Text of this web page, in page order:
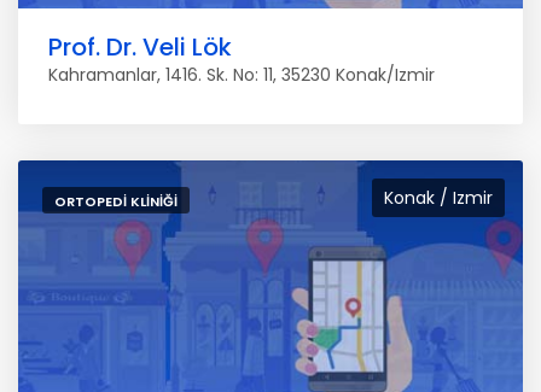
Prof. Dr. Veli Lök
Kahramanlar, 1416. Sk. No: 11, 35230 Konak/Izmir
Konak / Izmir
ORTOPEDI KLINIĞI